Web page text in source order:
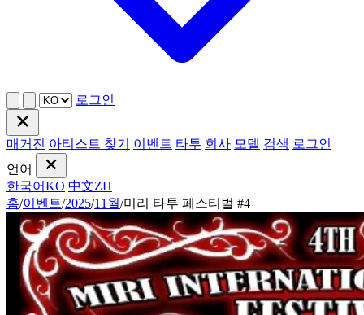
로그인
매거진 아티스트 찾기 이벤트 타투 회사 모델 검색 로그인
언어
한국어KO 中文ZH
홈/이벤트/2025/11월/미리 타투 페스티벌 #4